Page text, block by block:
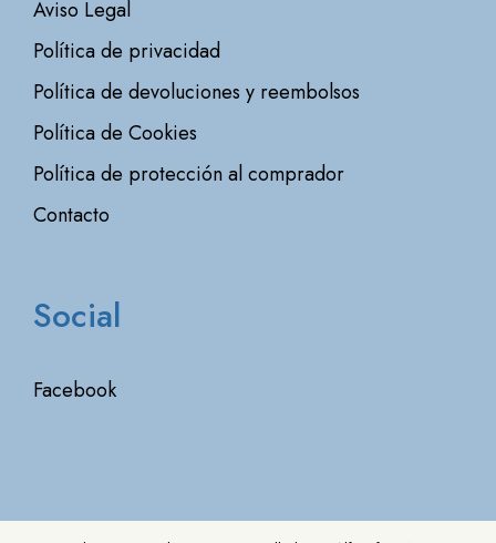
Aviso Legal
Política de privacidad
Política de devoluciones y reembolsos
Política de Cookies
Política de protección al comprador
Contacto
Social
Facebook